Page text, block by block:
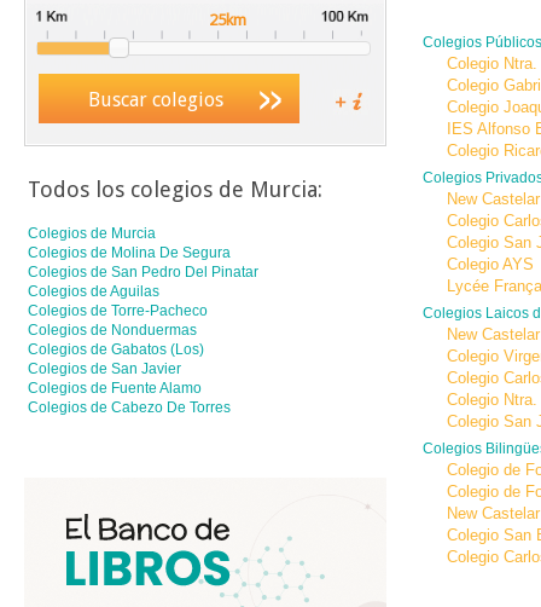
Buscar colegios
Todos los colegios de Murcia:
Colegios de Murcia
Colegios de Molina De Segura
Colegios de San Pedro Del Pinatar
Colegios de Aguilas
Colegios de Torre-Pacheco
Colegios de Nonduermas
Colegios de Gabatos (los)
Colegios de San Javier
Colegios de Fuente Alamo
Colegios de Cabezo De Torres
Colegios
Colegio
Colegio
Colegio
IES Alfonso
Colegio
Colegios
New
Colegio
Colegio San
Colegio AYS
Lycée
Colegios Laicos
New
Colegio
Colegio
Colegio
Colegio San
Colegios
Colegio de
Colegio de
New
Colegio San
Colegio